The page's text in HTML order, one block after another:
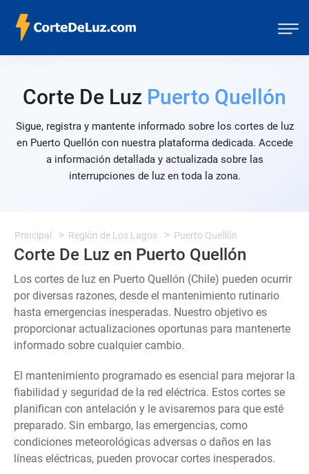
Corte De Luz Puerto Quellón
Sigue, registra y mantente informado sobre los cortes de luz
en Puerto Quellón con nuestra plataforma dedicada. Accede
a información detallada y actualizada sobre las
interrupciones de luz en toda la zona.
Principal Región de Los Lagos Puerto Quellón
Corte De Luz en Puerto Quellón
Los cortes de luz en Puerto Quellón (Chile) pueden ocurrir
por diversas razones, desde el mantenimiento rutinario
hasta emergencias inesperadas. Nuestro objetivo es
proporcionar actualizaciones oportunas para mantenerte
informado sobre cualquier cambio.
El mantenimiento programado es esencial para mejorar la
fiabilidad y seguridad de la red eléctrica. Estos cortes se
planifican con antelación y le avisaremos para que esté
preparado. Sin embargo, las emergencias, como
condiciones meteorológicas adversas o daños en las
líneas eléctricas, pueden provocar cortes inesperados.